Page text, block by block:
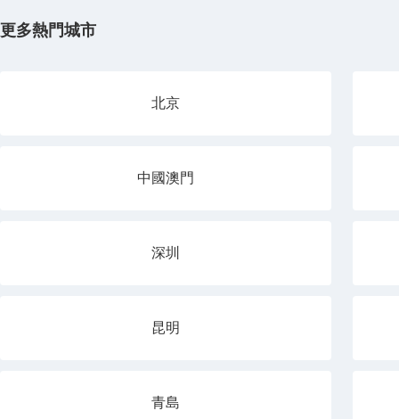
更多熱門城市
北京
中國澳門
深圳
昆明
青島